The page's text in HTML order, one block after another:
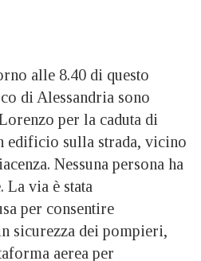
alle 8.40 di questo
di Alessandria sono
per la caduta di
edificio sulla strada, vicino
Nessuna persona ha
La via è stata
per consentire
sicurezza dei pompieri,
aerea per